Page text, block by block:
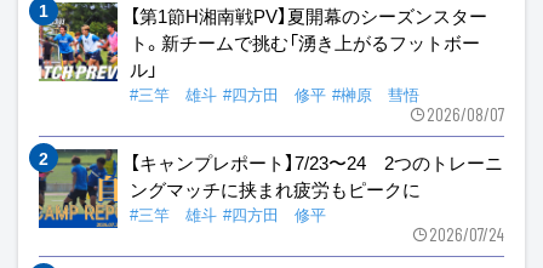
【第1節H湘南戦PV】夏開幕のシーズンスター
ト。新チームで挑む「湧き上がるフットボー
ル」
#三竿 雄斗 #四方田 修平 #榊原 彗悟
2026/08/07
【キャンプレポート】7/23〜24 2つのトレーニ
ングマッチに挟まれ疲労もピークに
#三竿 雄斗 #四方田 修平
2026/07/24